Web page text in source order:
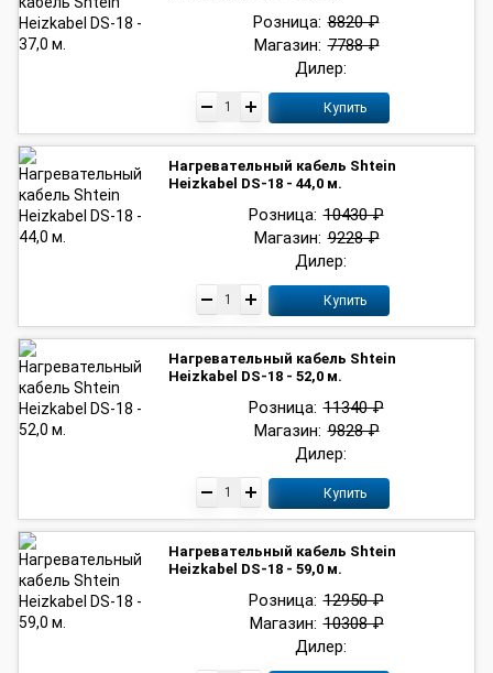
Дилер:
Розница: 8820 ₽
Магазин: 7788 ₽
Купить
Нагревательный кабель Shtein
Heizkabel DS-18 - 44,0 м.
Дилер:
Розница: 10430 ₽
Магазин: 9228 ₽
Купить
Нагревательный кабель Shtein
Heizkabel DS-18 - 52,0 м.
Дилер:
Розница: 11340 ₽
Магазин: 9828 ₽
Купить
Нагревательный кабель Shtein
Heizkabel DS-18 - 59,0 м.
Дилер:
Розница: 12950 ₽
Магазин: 10308 ₽